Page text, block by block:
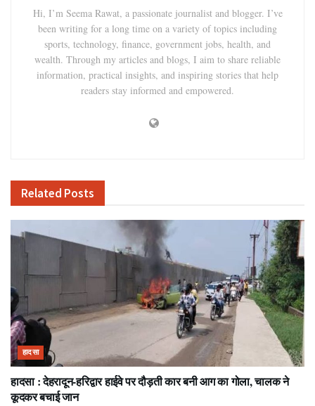
Hi, I’m Seema Rawat, a passionate journalist and blogger. I’ve
been writing for a long time on a variety of topics including
sports, technology, finance, government jobs, health, and
wealth. Through my articles and blogs, I aim to share reliable
information, practical insights, and inspiring stories that help
readers stay informed and empowered.
Related Posts
हादसा
हादसा : देहरादून-हरिद्वार हाईवे पर दौड़ती कार बनी आग का गोला, चालक ने
कूदकर बचाई जान